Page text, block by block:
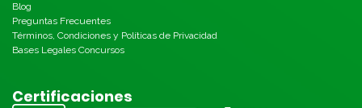
Blog
Preguntas Frecuentes
Términos, Condiciones y Políticas de Privacidad
Bases Legales Concursos
Certificaciones